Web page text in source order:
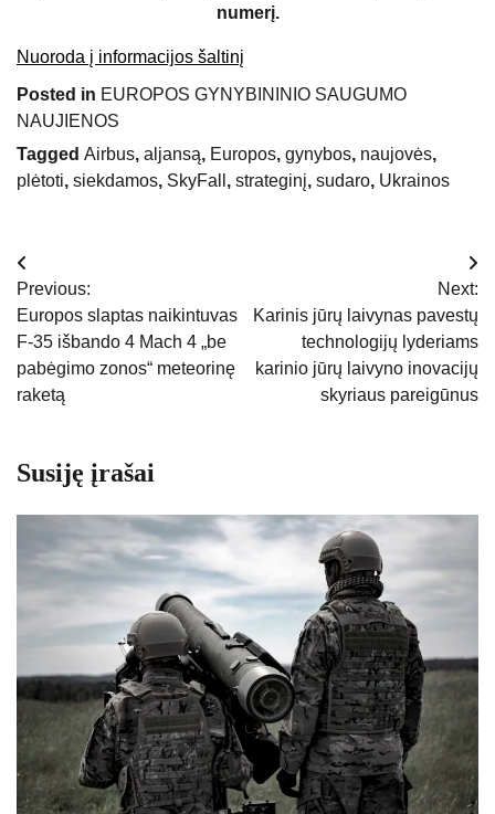
numerį.
Nuoroda į informacijos šaltinį
Posted in EUROPOS GYNYBININIO SAUGUMO
NAUJIENOS
Tagged Airbus, aljansą, Europos, gynybos, naujovės,
plėtoti, siekdamos, SkyFall , strateginį, sudaro, Ukrainos
Navigacija
tarp
įrašų
Previous:
Europos slaptas naikintuvas
F-35 išbando 4 Mach 4 „be
pabėgimo zonos“ meteorinę
raketą
Next:
Karinis jūrų laivynas pavestų
technologijų lyderiams
karinio jūrų laivyno inovacijų
skyriaus pareigūnus
Susiję įrašai